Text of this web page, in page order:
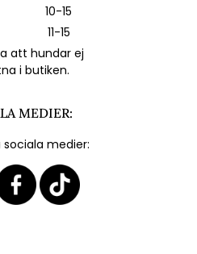
10-15
11-15
att hundar ej
i butiken.
MEDIER:
sociala medier: